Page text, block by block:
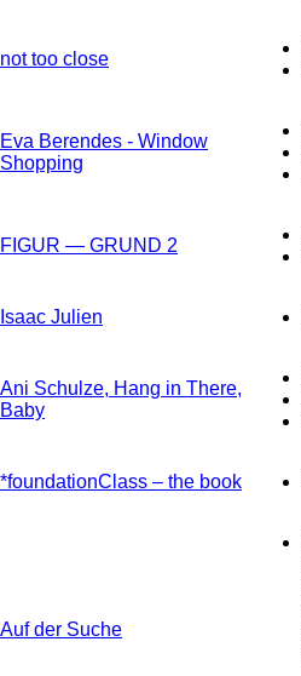
not too close
Eva Berendes - Window
Shopping
FIGUR — GRUND 2
Isaac Julien
Ani Schulze, Hang in There,
Baby
*foundationClass – the book
Auf der Suche